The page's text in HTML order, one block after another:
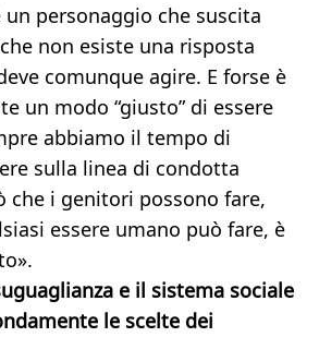
un personaggio che suscita
non esiste una risposta
comunque agire. E forse è
un modo “giusto” di essere
abbiamo il tempo di
sulla linea di condotta
che i genitori possono fare,
essere umano può fare, è
e il sistema sociale
le scelte dei